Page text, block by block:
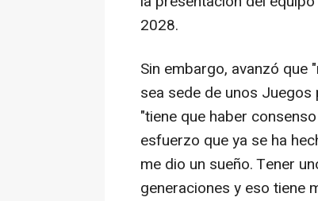
2028.
Sin embargo, avanzó que
sea sede de unos
"tiene que haber
esfuerzo que ya se ha
me dio un sueño. Tener
generaciones y eso tiene